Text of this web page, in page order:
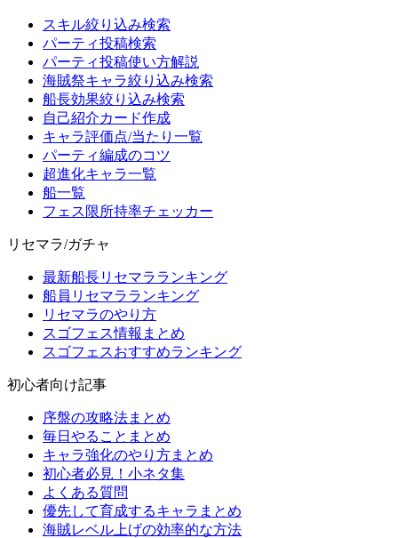
スキル絞り込み検索
パーティ投稿検索
パーティ投稿使い方解説
海賊祭キャラ絞り込み検索
船長効果絞り込み検索
自己紹介カード作成
キャラ評価点/当たり一覧
パーティ編成のコツ
超進化キャラ一覧
船一覧
フェス限所持率チェッカー
リセマラ/ガチャ
最新船長リセマラランキング
船員リセマラランキング
リセマラのやり方
スゴフェス情報まとめ
スゴフェスおすすめランキング
初心者向け記事
序盤の攻略法まとめ
毎日やることまとめ
キャラ強化のやり方まとめ
初心者必見！小ネタ集
よくある質問
優先して育成するキャラまとめ
海賊レベル上げの効率的な方法